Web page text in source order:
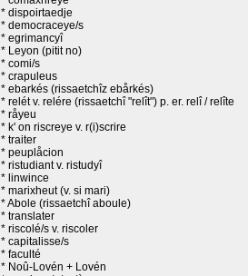
* dispoirtaedje
* democraceye/s
* egrimancyî
* Leyon (pitit no)
* comi/s
* crapuleus
* ebarkés (rissaetchîz ebårkés)
* relét v. relére (rissaetchî "relît") p. er. relî / relîte
* råyeu
* k' on riscreye v. r(i)scrire
* traiter
* peuplåcion
* ristudiant v. ristudyî
* linwince
* marixheut (v. si mari)
* Abole (rissaetchî aboule)
* translater
* riscolé/s v. riscoler
* capitalisse/s
* faculté
* Noû-Lovén + Lovén